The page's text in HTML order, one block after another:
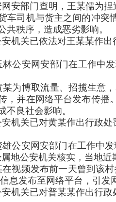
安部门查明，王某儒为
车司机与货主之间的冲
共秩序，造成恶劣影响。
机关已依法对王某某作出
林公安网安部门在工作中
为博取流量、招揽生意
，并在网络平台发布传播
不良社会影响。
机关已对黄某作出行政处
公安网安部门在工作中
地公安机关核实，当地近
视频发布前一天曾到该
息发布至网络平台，引发
机关已对普某某作出行政